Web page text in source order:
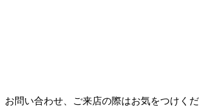
お問い合わせ、ご来店の際はお気をつけくだ